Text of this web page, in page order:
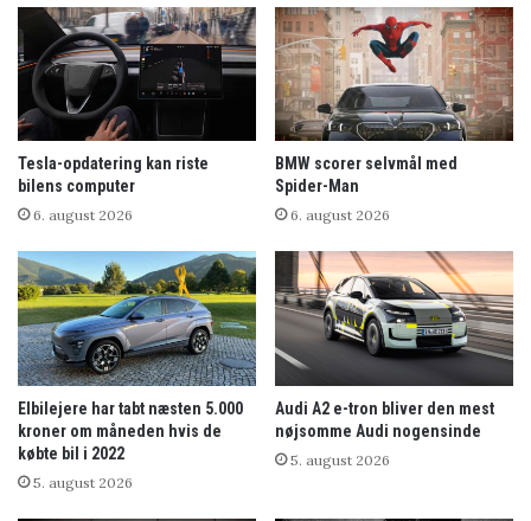
Tesla-opdatering kan riste
bilens computer
6. august 2026
BMW scorer selvmål med
Spider-Man
6. august 2026
Elbilejere har tabt næsten 5.000
kroner om måneden hvis de
købte bil i 2022
5. august 2026
Audi A2 e-tron bliver den mest
nøjsomme Audi nogensinde
5. august 2026